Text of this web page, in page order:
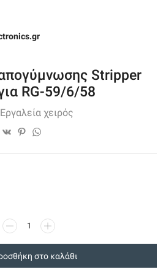
Stripper
RG-59/6/58
Εργαλεία χειρός
Περιστροφικό
Stripper
Cutter
στο καλάθι